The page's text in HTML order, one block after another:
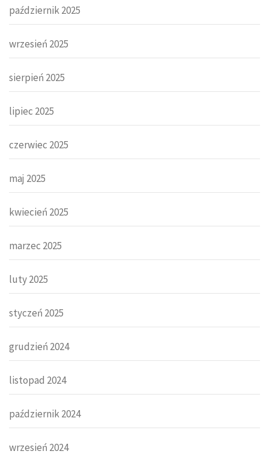
październik 2025
wrzesień 2025
sierpień 2025
lipiec 2025
czerwiec 2025
maj 2025
kwiecień 2025
marzec 2025
luty 2025
styczeń 2025
grudzień 2024
listopad 2024
październik 2024
wrzesień 2024